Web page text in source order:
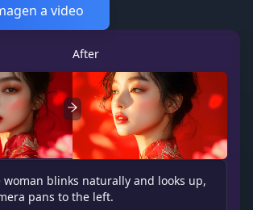
a video
After
woman blinks naturally and looks up,
pans to the left.